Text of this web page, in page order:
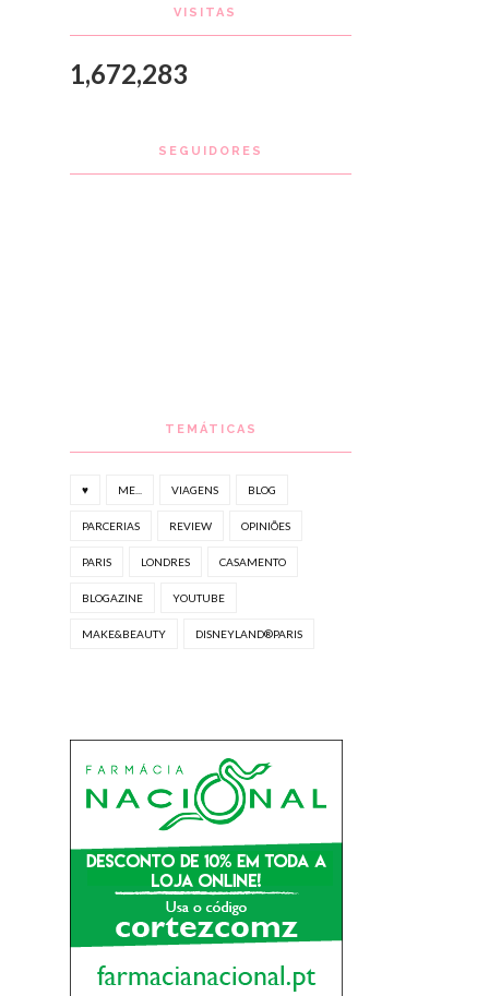
VISITAS
1,672,283
SEGUIDORES
TEMÁTICAS
♥ ME... VIAGENS BLOG
PARCERIAS REVIEW OPINIÕES
PARIS LONDRES CASAMENTO
BLOGAZINE YOUTUBE
MAKE&BEAUTY DISNEYLAND®PARIS